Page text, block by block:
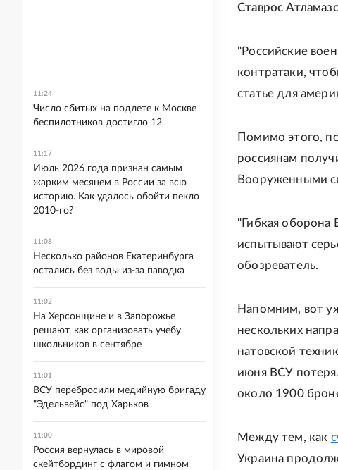
Ставрос
"Российские
контратаки,
статье для
Помимо этого,
россиянам
Вооруженными
"Гибкая оборона
испытывают
обозреватель.
Напомним, вот
нескольких
натовской
июня ВСУ
около 1900
Между тем, как
Украина
11:24
Число сбитых на подлете к Москве
беспилотников достигло 12
11:17
Июль 2026 года признан самым
жарким месяцем в России за всю
историю. Как удалось обойти пекло
2010-го?
11:08
Несколько районов Екатеринбурга
остались без воды из-за паводка
11:02
На Херсонщине и в Запорожье
решают, как организовать учебу
школьников в сентябре
11:01
ВСУ перебросили медийную бригаду
"Эдельвейс" под Харьков
11:00
Россия вернулась в мировой
скейтбординг с флагом и гимном